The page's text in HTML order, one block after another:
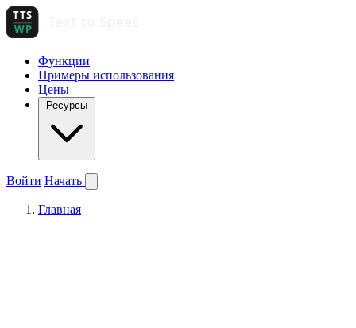
Функции
Примеры использования
Цены
Ресурсы
Войти Начать
Главная